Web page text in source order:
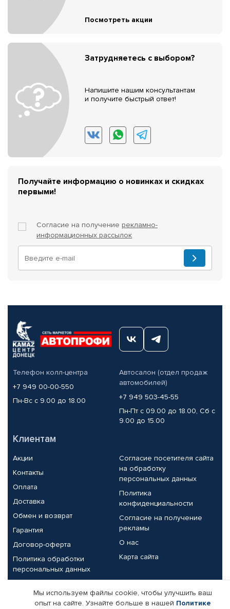
Посмотреть акции
Затрудняетесь с выбором?
Напишите нашим консультантам
и получите быстрый ответ!
Получайте информацию о новинках и скидках
первыми!
Согласие на получение рекламно-
информационных рассылок
Телефон колл-центра
+7 949 00-00-550
Пн-Вс с 9.00 до 18.00
Автосалон (отдел продаж
автомобилей)
+7 949 503-45-55
Пн-Пт с 09.00 до 18.00, Сб с
9.00 до 15.00
Клиентам
Акции
Контакты
Оплата
Доставка
Обмен и возврат
Гарантия
Договор-оферта
Политика обработки
персональных данных
Согласие посетителя сайта
на обработку
персональных данных
Политика
конфиденциальности
Согласие на получение
рекламы
О нас
Карта сайта
Партнерам
Мы используем файлы cookie, чтобы улучшить ваш
опыт на сайте. Узнайте больше в нашей Политике